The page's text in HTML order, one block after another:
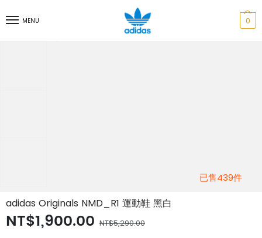
MENU 0
已售439件
adidas Originals NMD_R1 運動鞋 黑白
NT$1,900.00 NT$5,290.00